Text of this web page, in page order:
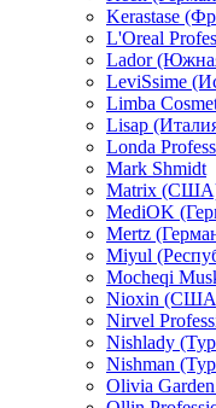
Kerastase
L'Oreal
Lador
LeviSsime
Limba
Lisap
Londa
Mark Shmidt
Matrix
MediOK
Mertz
Miyul
Mocheqi
Nioxin
Nirvel
Nishlady
Nishman
Olivia